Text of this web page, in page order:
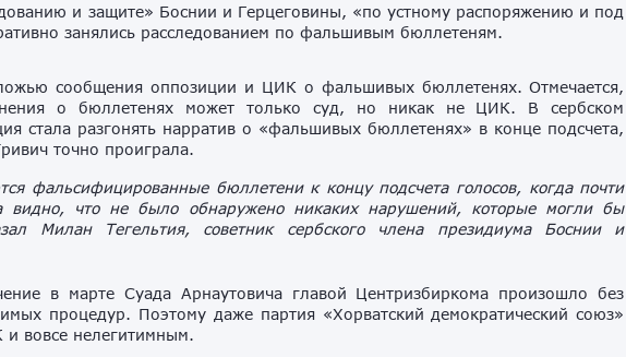
и защите» Боснии и Герцеговины, «по устному распоряжению и под
занялись расследованием по фальшивым бюллетеням.
сообщения оппозиции и ЦИК о фальшивых бюллетенях. Отмечается,
о бюллетенях может только суд, но никак не ЦИК. В сербском
стала разгонять нарратив о «фальшивых бюллетенях» в конце подсчета,
точно проиграла.
фальсифицированные бюллетени к концу подсчета голосов, когда почти
видно, что не было обнаружено никаких нарушений, которые могли бы
Милан Тегельтия, советник сербского члена президиума Боснии и
в марте Суада Арнаутовича главой Центризбиркома произошло без
процедур. Поэтому даже партия «Хорватский демократический союз»
и вовсе нелегитимным.